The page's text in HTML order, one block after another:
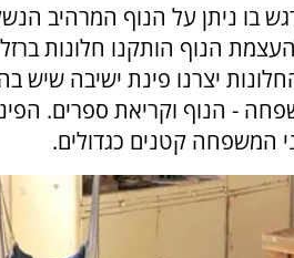
בו ניתן על הנוף המרהיב
הנוף הותקנו חלונות ברזל
יצרנו פינת ישיבה שיש
- הנוף וקריאת ספרים.
המשפחה קטנים כגדולים.